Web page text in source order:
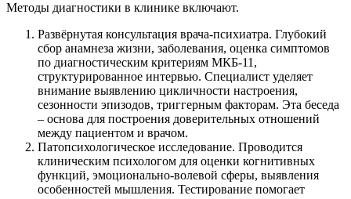
Методы диагностики в клинике включают.
Развёрнутая консультация врача-психиатра. Глубокий
сбор анамнеза жизни, заболевания, оценка симптомов
по диагностическим критериям МКБ-11,
структурированное интервью. Специалист уделяет
внимание выявлению цикличности настроения,
сезонности эпизодов, триггерным факторам. Эта беседа
– основа для построения доверительных отношений
между пациентом и врачом.
Патопсихологическое исследование. Проводится
клиническим психологом для оценки когнитивных
функций, эмоционально-волевой сферы, выявления
особенностей мышления. Тестирование помогает